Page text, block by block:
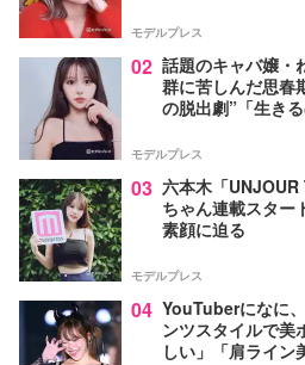
モデルプレス
02 話題のキャバ嬢・
群に苦しんだ思春
の脱出劇”「生き
モデルプレス
03 六本木「
ちゃん連載スター
素顔に迫る
モデルプレス
04 YouTuberになに
ンツスタイルで美
しい」「肩ライン